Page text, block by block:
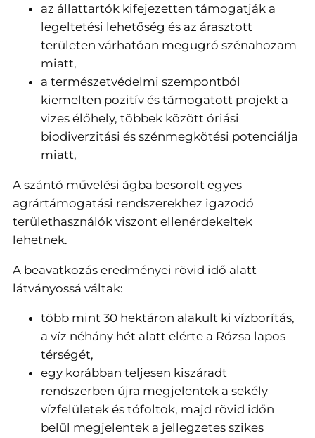
az állattartók kifejezetten támogatják a
legeltetési lehetőség és az árasztott
területen várhatóan megugró szénahozam
miatt,
a természetvédelmi szempontból
kiemelten pozitív és támogatott projekt a
vizes élőhely, többek között óriási
biodiverzitási és szénmegkötési potenciálja
miatt,
A szántó művelési ágba besorolt egyes
agrártámogatási rendszerekhez igazodó
területhasználók viszont ellenérdekeltek
lehetnek.
A beavatkozás eredményei rövid idő alatt
látványossá váltak:
több mint 30 hektáron alakult ki vízborítás,
a víz néhány hét alatt elérte a Rózsa lapos
térségét,
egy korábban teljesen kiszáradt
rendszerben újra megjelentek a sekély
vízfelületek és tófoltok, majd rövid időn
belül megjelentek a jellegzetes szikes